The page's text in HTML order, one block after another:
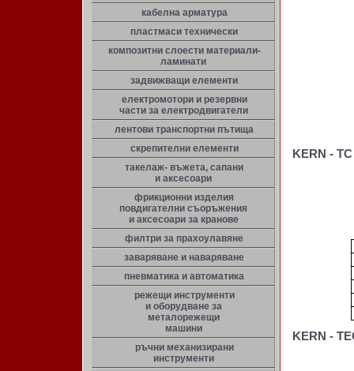
кабелна арматура
пластмаси технически
композитни слоести материали-
ламинати
задвижващи елементи
електромотори и резервни
части за електродвигатели
лентови транспортни пътища
скрепителни елементи
такелаж- въжета, сапани
и аксесоари
фрикционни изделия
повдигателни съоръжения
и аксесоари за кранове
филтри за прахоулавяне
заваряване и наваряване
пневматика и автоматика
режещи инструменти
и оборудване за
металорежещи
машини
ръчни механизирани
инструменти
KERN - TC
KERN -